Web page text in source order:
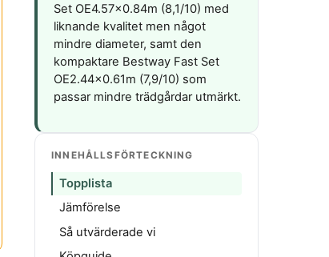
Set OE4.57x0.84m (8,1/10) med
liknande kvalitet men något
mindre diameter, samt den
kompaktare Bestway Fast Set
OE2.44x0.61m (7,9/10) som
passar mindre trädgårdar utmärkt.
INNEHÅLLSFÖRTECKNING
Topplista
Jämförelse
Så utvärderade vi